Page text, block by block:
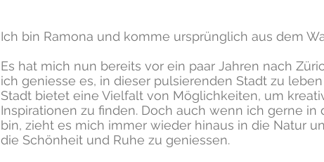
Ich bin Ramona und komme ursprünglich aus dem
Es hat mich nun bereits vor ein paar Jahren nach
ich geniesse es, in dieser pulsierenden Stadt zu
Stadt bietet eine Vielfalt von Möglichkeiten, um
Inspirationen zu finden. Doch auch wenn ich gerne in
bin, zieht es mich immer wieder hinaus in die Natur
die Schönheit und Ruhe zu geniessen.